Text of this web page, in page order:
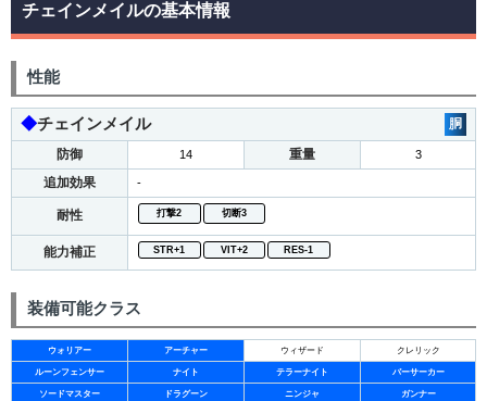
チェインメイルの基本情報
性能
◆チェインメイル
胴
防御
14 重量 3
追加効果 -
耐性 打撃2 切断3
能力補正 STR+1 VIT+2 RES-1
装備可能クラス
ウォリアー アーチャー ウィザード クレリック
ルーンフェンサー ナイト テラーナイト バーサーカー
ソードマスター ドラグーン ニンジャ ガンナー